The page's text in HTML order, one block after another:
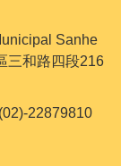
Sanhe
三和路四段216
22879810